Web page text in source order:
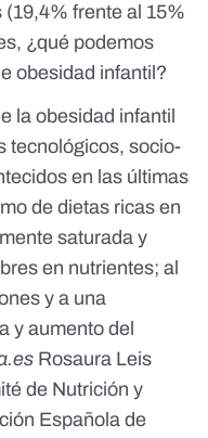
frente al 15%
¿qué podemos
obesidad infantil?
la obesidad infantil
tecnológicos, socio-
en las últimas
de dietas ricas en
saturada y
en nutrientes; al
y a una
y aumento del
Rosaura Leis
de Nutrición y
Española de